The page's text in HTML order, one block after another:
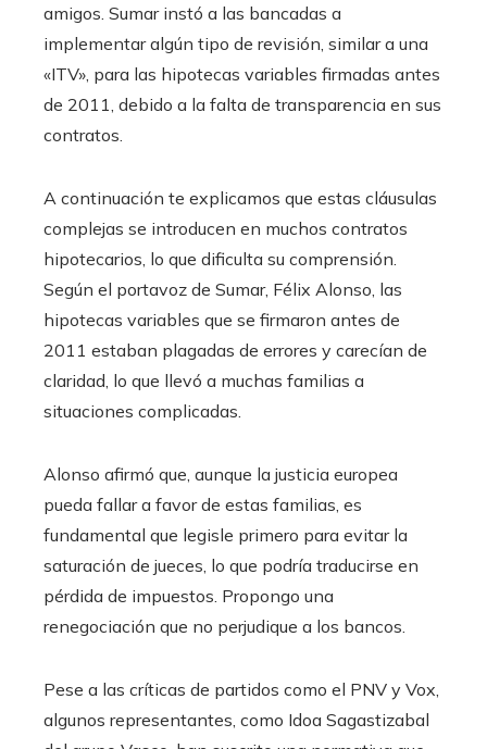
amigos. Sumar instó a las bancadas a
implementar algún tipo de revisión, similar a una
«ITV», para las hipotecas variables firmadas antes
de 2011, debido a la falta de transparencia en sus
contratos.
A continuación te explicamos que estas cláusulas
complejas se introducen en muchos contratos
hipotecarios, lo que dificulta su comprensión.
Según el portavoz de Sumar, Félix Alonso, las
hipotecas variables que se firmaron antes de
2011 estaban plagadas de errores y carecían de
claridad, lo que llevó a muchas familias a
situaciones complicadas.
Alonso afirmó que, aunque la justicia europea
pueda fallar a favor de estas familias, es
fundamental que legisle primero para evitar la
saturación de jueces, lo que podría traducirse en
pérdida de impuestos. Propongo una
renegociación que no perjudique a los bancos.
Pese a las críticas de partidos como el PNV y Vox,
algunos representantes, como Idoa Sagastizabal